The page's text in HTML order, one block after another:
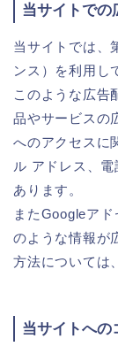
当サイトでの
当サイトでは、
ンス）を利用し
このような広告
品やサービスの
へのアクセスに
ル アドレス、
あります。
またGoogleア
のような情報が
方法については、
当サイトへの